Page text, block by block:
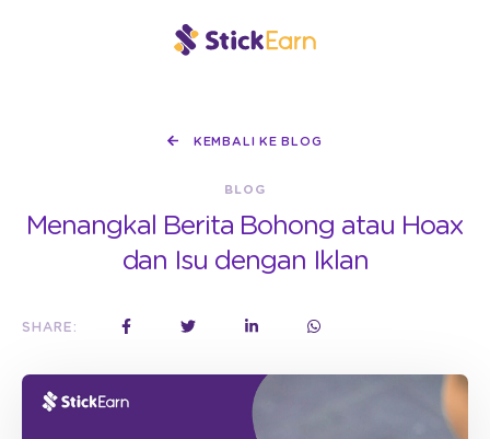
KEMBALI KE BLOG
BLOG
Menangkal Berita Bohong atau Hoax
dan Isu dengan Iklan
SHARE: